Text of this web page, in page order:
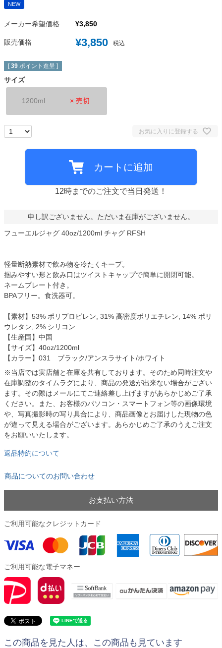
NEW
メーカー希望価格 ¥3,850
販売価格 ¥3,850 税込
[ 39 ポイント進呈 ]
サイズ
1200ml × 売切
お気に入りに登録する
カートに追加
12時までのご注文で当日発送！
申し訳ございません。ただいま在庫がございません。
フューエルジャグ 40oz/1200ml チャグ RFSH
軽量断熱素材で飲み物を冷たくキープ。
掴みやすい形と飲み口はツイストキャップで簡単に開閉可能。
ネームプレート付き。
BPAフリー。食洗器可。
【素材】53% ポリプロピレン, 31% 高密度ポリエチレン, 14% ポリ
ウレタン, 2% シリコン
【生産国】中国
【サイズ】40oz/1200ml
【カラー】031 ブラック/アンスラサイト/ホワイト
※当店では実店舗と在庫を共有しております。そのため同時注文や
在庫調整のタイムラグにより、商品の発送が出来ない場合がござい
ます。その際はメールにてご連絡差し上げますがあらかじめご了承
ください。また、お客様のパソコン・スマートフォン等の画像環境
や、写真撮影時の写り具合により、商品画像とお届けした現物の色
が違って見える場合がございます。あらかじめご了承のうえご注文
をお願いいたします。
返品特約について
商品についてのお問い合わせ
お支払い方法
ご利用可能なクレジットカード
ご利用可能な電子マネー
この商品を見た人は、この商品も見ています